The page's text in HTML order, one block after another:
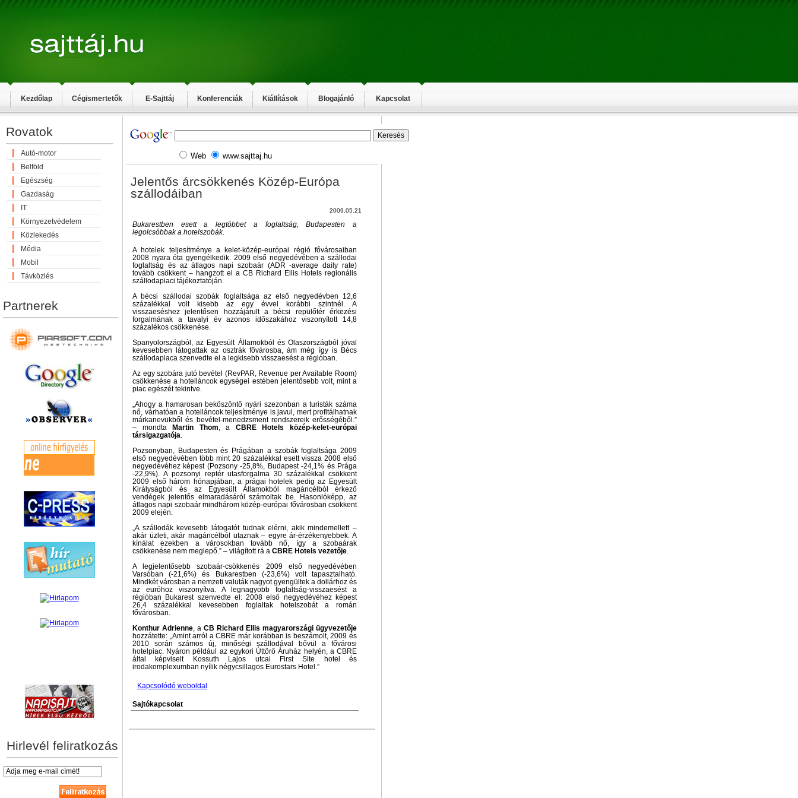
Kezdőlap Cégismertetők E-Sajttáj Konferenciák Kiállítások Blogajánló Kapcsolat
Rovatok
Autó-motor
Belföld
Egészség
Gazdaság
IT
Környezetvédelem
Közlekedés
Média
Mobil
Távközlés
Partnerek
Hirlevél feliratkozás
Web www.sajttaj.hu
Jelentős árcsökkenés Közép-Európa
szállodáiban
2009.05.21
Bukarestben esett a legtöbbet a foglaltság, Budapesten a
legolcsóbbak a hotelszobák.
A hotelek teljesítménye a kelet-közép-európai régió fővárosaiban
2008 nyara óta gyengélkedik. 2009 első negyedévében a szállodai
foglaltság és az átlagos napi szobaár (ADR -average daily rate)
tovább csökkent – hangzott el a CB Richard Ellis Hotels regionális
szállodapiaci tájékoztatóján.
A bécsi szállodai szobák foglaltsága az első negyedévben 12,6
százalékkal volt kisebb az egy évvel korábbi szintnél. A
visszaeséshez jelentősen hozzájárult a bécsi repülőtér érkezési
forgalmának a tavalyi év azonos időszakához viszonyított 14,8
százalékos csökkenése.
Spanyolországból, az Egyesült Államokból és Olaszországból jóval
kevesebben látogattak az osztrák fővárosba, ám még így is Bécs
szállodapiaca szenvedte el a legkisebb visszaesést a régióban.
Az egy szobára jutó bevétel (RevPAR, Revenue per Available Room)
csökkenése a hotelláncok egységei estében jelentősebb volt, mint a
piac egészét tekintve.
„Ahogy a hamarosan beköszöntő nyári szezonban a turisták száma
nő, várhatóan a hotelláncok teljesítménye is javul, mert profitálhatnak
márkanevükből és bevétel-menedzsment rendszereik erősségéből.”
– mondta
Martin Thom, a CBRE Hotels közép-kelet-európai
társigazgatója.
Pozsonyban, Budapesten és Prágában a szobák foglaltsága 2009
első negyedévében több mint 20 százalékkal esett vissza 2008 első
negyedévéhez képest (Pozsony -25,8%, Budapest -24,1% és Prága
-22,9%). A pozsonyi reptér utasforgalma 30 százalékkal csökkent
2009 első három hónapjában, a prágai hotelek pedig az Egyesült
Királyságból és az Egyesült Államokból magáncélból érkező
vendégek jelentős elmaradásáról számoltak be. Hasonlóképp, az
átlagos napi szobaár mindhárom közép-európai fővárosban csökkent
2009 elején.
„A szállodák kevesebb látogatót tudnak elérni, akik mindemellett –
akár üzleti, akár magáncélból utaznak – egyre ár-érzékenyebbek. A
kínálat ezekben a városokban tovább nő, így a szobaárak
csökkenése nem meglepő.” – világított rá a CBRE Hotels vezetője.
A legjelentősebb szobaár-csökkenés 2009 első negyedévében
Varsóban (-21,6%) és Bukarestben (-23,6%) volt tapasztalható.
Mindkét városban a nemzeti valuták nagyot gyengültek a dollárhoz és
az euróhoz viszonyítva. A legnagyobb foglaltság-visszaesést a
régióban Bukarest szenvedte el: 2008 első negyedévéhez képest
26,4 százalékkal kevesebben foglaltak hotelszobát a román
fővárosban.
Konthur Adrienne, a CB Richard Ellis magyarországi ügyvezetője
hozzátette: „Amint arról a CBRE már korábban is beszámolt, 2009 és
2010 során számos új, minőségi szállodával bővül a fővárosi
hotelpiac. Nyáron például az egykori Úttörő Áruház helyén, a CBRE
által képviselt Kossuth Lajos utcai First Site hotel és
irodakomplexumban nyílik négycsillagos Eurostars Hotel.”
Kapcsolódó weboldal
Sajtókapcsolat